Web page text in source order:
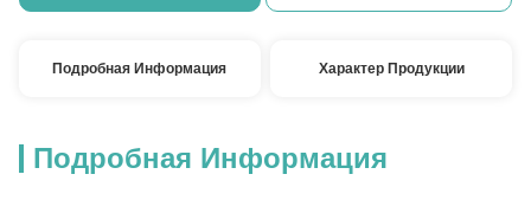
Подробная Информация Характер Продукции
Подробная Информация